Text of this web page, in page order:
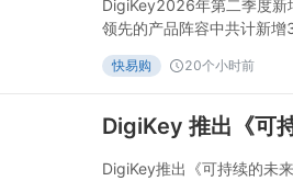
DigiKey2026年第二季度
领先的产品阵容中共计新
市-2026年07月29日2026
27,000种零件和104家新
快易购 20个小时前
DigiKey推出《可持续的未